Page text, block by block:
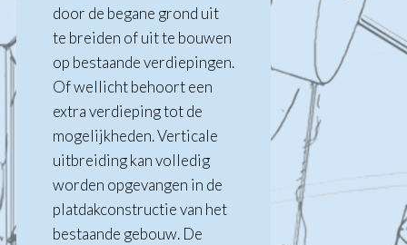
door de begane grond uit
te breiden of uit te bouwen
op bestaande verdiepingen.
Of wellicht behoort een
extra verdieping tot de
mogelijkheden. Verticale
uitbreiding kan volledig
worden opgevangen in de
platdakconstructie van het
bestaande gebouw. De